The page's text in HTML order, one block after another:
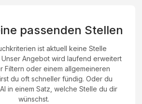
passenden Stellen
ist aktuell keine Stelle
Angebot wird laufend erweitert
Filtern oder einem allgemeineren
du oft schneller fündig. Oder du
in einem Satz, welche Stelle du dir
wünschst.